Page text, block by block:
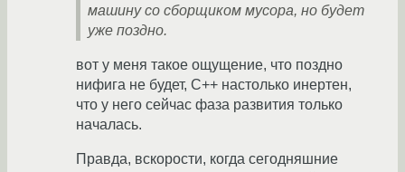
машину со сборщиком мусора, но будет
уже поздно.
вот у меня такое ощущение, что поздно
нифига не будет, С++ настолько инертен,
что у него сейчас фаза развития только
началась.
Правда, вскорости, когда сегодняшние